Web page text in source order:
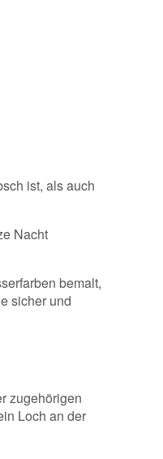
ist, als auch
Nacht
bemalt,
sicher und
zugehörigen
Loch an der